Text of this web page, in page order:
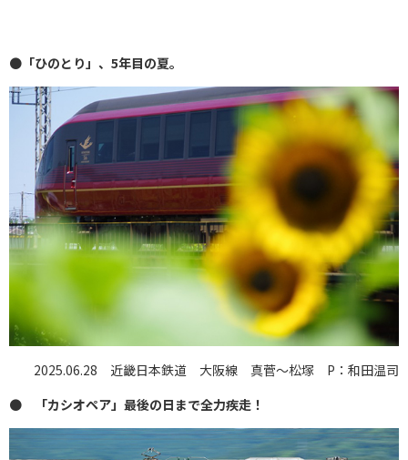
● 「ひのとり」、5年目の夏。
2025.06.28 近畿日本鉄道 大阪線 真菅〜松塚 P：和田温司
● 「カシオペア」最後の日まで全力疾走！